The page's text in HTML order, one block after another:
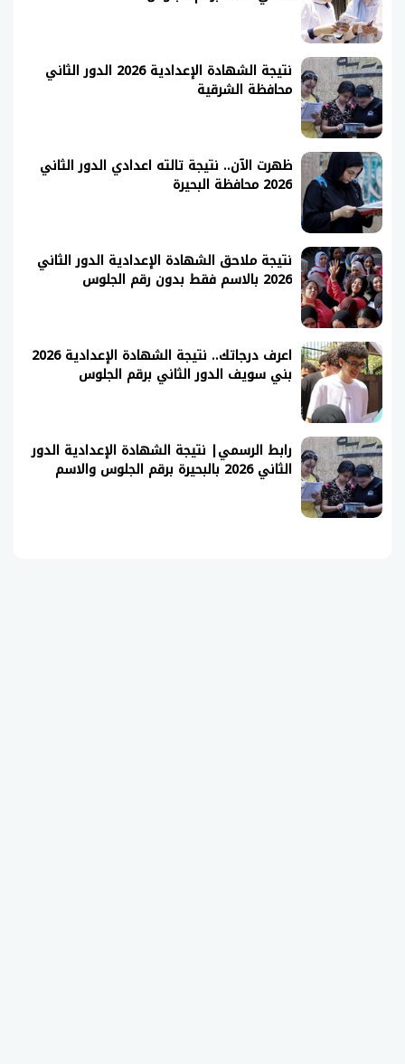
نتيجة الشهادة الإعدادية 2026 الدور الثاني
محافظة الشرقية
ظهرت الآن.. نتيجة تالته اعدادي الدور الثاني
2026 محافظة البحيرة
نتيجة ملاحق الشهادة الإعدادية الدور الثاني
2026 بالاسم فقط بدون رقم الجلوس
اعرف درجاتك.. نتيجة الشهادة الإعدادية 2026
بني سويف الدور الثاني برقم الجلوس
رابط الرسمي| نتيجة الشهادة الإعدادية الدور
الثاني 2026 بالبحيرة برقم الجلوس والاسم